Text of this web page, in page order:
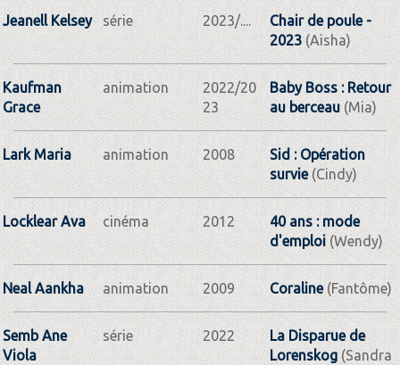
Jeanell Kelsey série 2023/....
Chair de poule -
2023(Aisha)
Kaufman
Grace
animation
2022/20
23
Baby Boss : Retour
au berceau(Mia)
Lark Maria animation 2008
Sid : Opération
survie(Cindy)
Locklear Ava cinéma 2012
40 ans : mode
d'emploi(Wendy)
Neal Aankha animation 2009 Coraline(Fantôme)
Semb Ane
Viola
série 2022
La Disparue de
Lorenskog(Sandra